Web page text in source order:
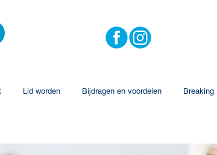
Lid worden Bijdragen en voordelen Breaking